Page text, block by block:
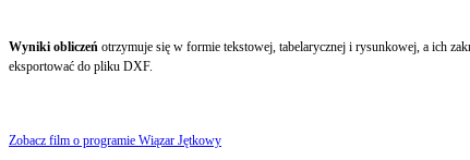
Wyniki obliczeń otrzymuje się w formie tekstowej, tabelarycznej i rysunkowej, a ich
eksportować do pliku DXF.
Zobacz film o programie Wiązar Jętkowy